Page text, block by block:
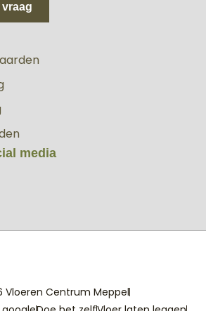
media
Vloeren Centrum Meppel